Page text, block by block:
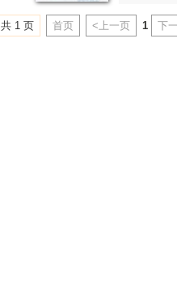
共 1 页 首页 <上一页 1 下